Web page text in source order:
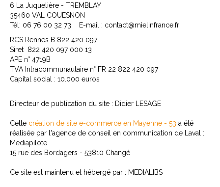
6 La Juquelière - TREMBLAY
35460 VAL COUESNON
Tél: 06 76 00 32 73 E-mail : contact@mielinfrance.fr
RCS Rennes B 822 420 097
Siret 822 420 097 000 13
APE n° 4719B
TVA Intracommunautaire n° FR 22 822 420 097
Capital social : 10.000 euros
Directeur de publication du site : Didier LESAGE
Cette création de site e-commerce en Mayenne - 53 a été
réalisée par l'agence de conseil en communication de Laval :
Mediapilote
15 rue des Bordagers - 53810 Changé
Ce site est maintenu et hébergé par : MEDIALIBS